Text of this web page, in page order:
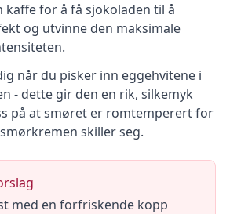
kaffe for å få sjokoladen til å
og utvinne den maksimale
når du pisker inn eggehvitene i
- dette gir den en rik, silkemyk
på at smøret er romtemperert for
skiller seg.
med en forfriskende kopp